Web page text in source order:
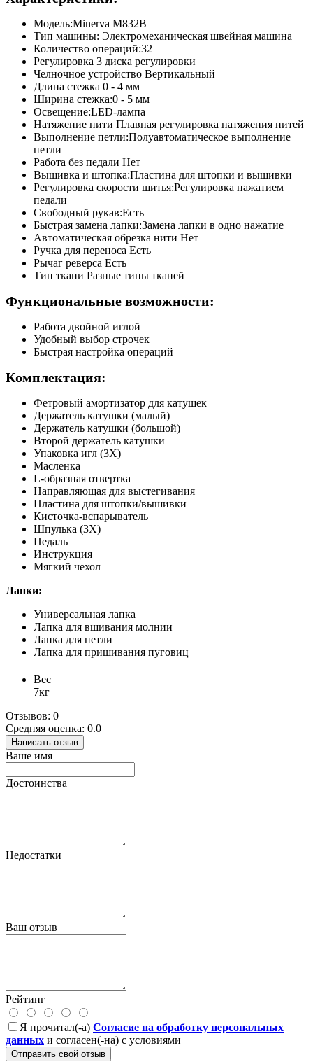
Модель:Minerva M832B
Тип машины: Электромеханическая швейная машина
Количество операций:32
Регулировка 3 диска регулировки
Челночное устройство Вертикальный
Длина стежка 0 - 4 мм
Ширина стежка:0 - 5 мм
Освещение:LED-лампа
Натяжение нити Плавная регулировка натяжения нитей
Выполнение петли:Полуавтоматическое выполнение
петли
Работа без педали Нет
Вышивка и штопка:Пластина для штопки и вышивки
Регулировка скорости шитья:Регулировка нажатием
педали
Свободный рукав:Есть
Быстрая замена лапки:Замена лапки в одно нажатие
Автоматическая обрезка нити Нет
Ручка для переноса Есть
Рычаг реверса Есть
Тип ткани Разные типы тканей
Функциональные возможности:
Работа двойной иглой
Удобный выбор строчек
Быстрая настройка операций
Комплектация:
Фетровый амортизатор для катушек
Держатель катушки (малый)
Держатель катушки (большой)
Второй держатель катушки
Упаковка игл (3X)
Масленка
L-образная отвертка
Направляющая для выстегивания
Пластина для штопки/вышивки
Кисточка-вспарыватель
Шпулька (3Х)
Педаль
Инструкция
Мягкий чехол
Лапки:
Универсальная лапка
Лапка для вшивания молнии
Лапка для петли
Лапка для пришивания пуговиц
Вес
7кг
Отзывов: 0
Средняя оценка: 0.0
Написать отзыв
Ваше имя
Достоинства
Недостатки
Ваш отзыв
Рейтинг
Я прочитал(-а) Согласие на обработку персональных
данных и согласен(-на) с условиями
Отправить свой отзыв